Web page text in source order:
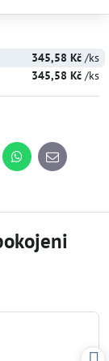
345,58 Kč /ks
345,58 Kč /ks
WhatsApp
E-
mail